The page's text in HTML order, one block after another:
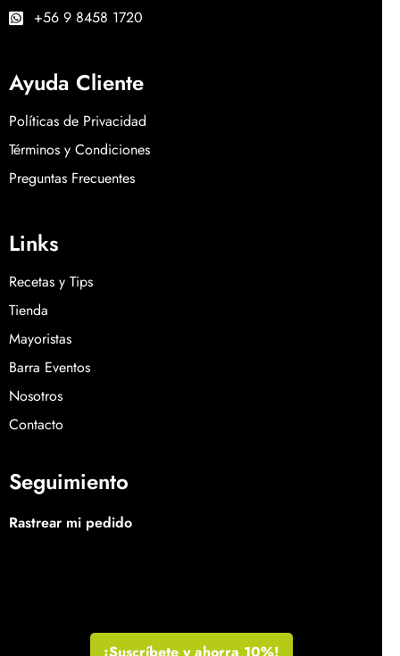
+56 9 8458 1720
Ayuda Cliente
Políticas de Privacidad
Términos y Condiciones
Preguntas Frecuentes
Links
Recetas y Tips
Tienda
Mayoristas
Barra Eventos
Nosotros
Contacto
Seguimiento
Rastrear mi pedido
¡Suscríbete y ahorra 10%!